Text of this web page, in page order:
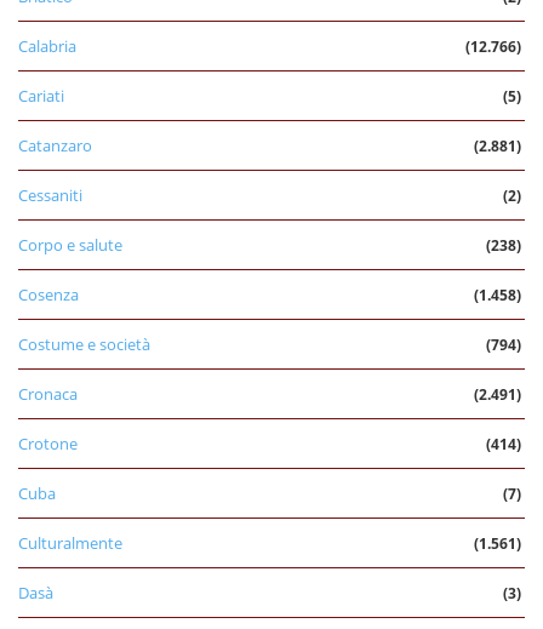
Calabria (12.766)
Cariati (5)
Catanzaro (2.881)
Cessaniti (2)
Corpo e salute (238)
Cosenza (1.458)
Costume e società (794)
Cronaca (2.491)
Crotone (414)
Cuba (7)
Culturalmente (1.561)
Dasà (3)